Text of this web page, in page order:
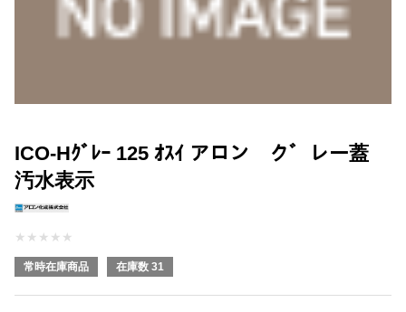
ICO-Hｸﾞﾚｰ 125 ｵｽｲ アロン ク゛レー蓋
汚水表示
★ ★ ★ ★ ★
常時在庫商品 在庫数 31